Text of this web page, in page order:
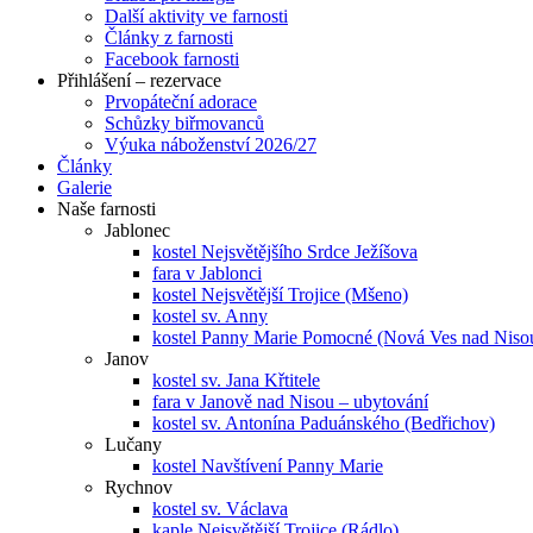
Další aktivity ve farnosti
Články z farnosti
Facebook farnosti
Přihlášení – rezervace
Prvopáteční adorace
Schůzky biřmovanců
Výuka náboženství 2026/27
Články
Galerie
Naše farnosti
Jablonec
kostel Nejsvětějšího Srdce Ježíšova
fara v Jablonci
kostel Nejsvětější Trojice (Mšeno)
kostel sv. Anny
kostel Panny Marie Pomocné (Nová Ves nad
Janov
kostel sv. Jana Křtitele
fara v Janově nad Nisou – ubytování
kostel sv. Antonína Paduánského (Bedřichov)
Lučany
kostel Navštívení Panny Marie
Rychnov
kostel sv. Václava